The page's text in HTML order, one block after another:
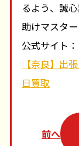
るよう、誠
助けマスタ
公式サイト：
【奈良】出
日買取
前へ